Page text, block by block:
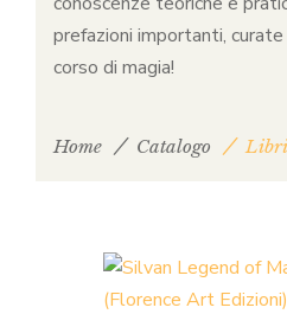
prefazioni importanti,
corso di magia!
Home Catalogo Libri